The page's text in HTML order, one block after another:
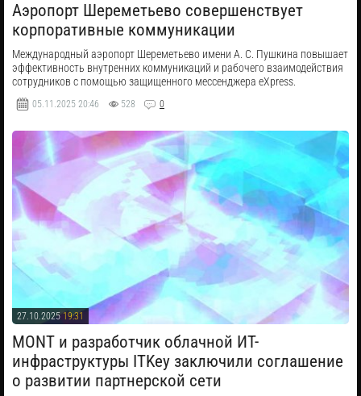
​Аэропорт Шереметьево совершенствует
корпоративные коммуникации
Международный аэропорт Шереметьево имени А. С. Пушкина повышает
эффективность внутренних коммуникаций и рабочего взаимодействия
сотрудников с помощью защищенного мессенджера eXpress.
05.11.2025 20:46 528 0
27.10.2025 19:31
​MONT и разработчик облачной ИТ-
инфраструктуры ITKey заключили соглашение
о развитии партнерской сети